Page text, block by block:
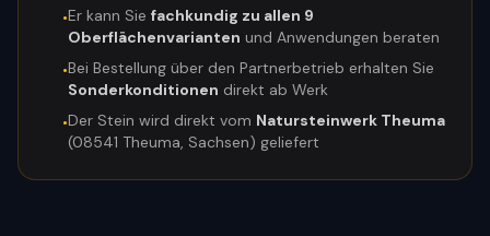
•Er kann Sie fachkundig zu allen 9
Oberflächenvarianten und Anwendungen beraten
•Bei Bestellung über den Partnerbetrieb erhalten Sie
Sonderkonditionen direkt ab Werk
•Der Stein wird direkt vom Natursteinwerk Theuma
(08541 Theuma, Sachsen) geliefert